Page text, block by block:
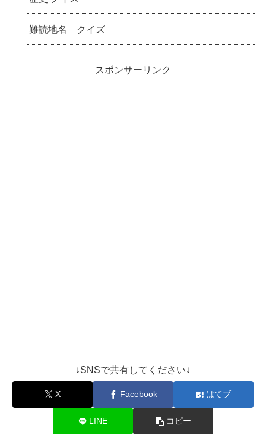
難読地名 クイズ
スポンサーリンク
↓SNSで共有してください↓
X Facebook はてブ
LINE コピー